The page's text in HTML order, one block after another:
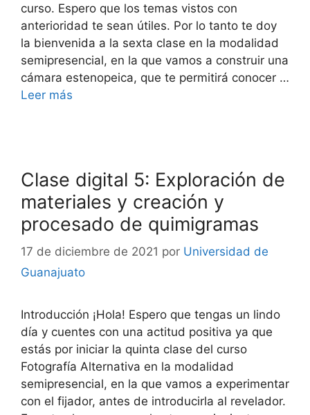
curso. Espero que los temas vistos con
anterioridad te sean útiles. Por lo tanto te doy
la bienvenida a la sexta clase en la modalidad
semipresencial, en la que vamos a construir una
cámara estenopeica, que te permitirá conocer …
Leer más
Clase digital 5: Exploración de
materiales y creación y
procesado de quimigramas
17 de diciembre de 2021 por Universidad de
Guanajuato
Introducción ¡Hola! Espero que tengas un lindo
día y cuentes con una actitud positiva ya que
estás por iniciar la quinta clase del curso
Fotografía Alternativa en la modalidad
semipresencial, en la que vamos a experimentar
con el fijador, antes de introducirla al revelador.